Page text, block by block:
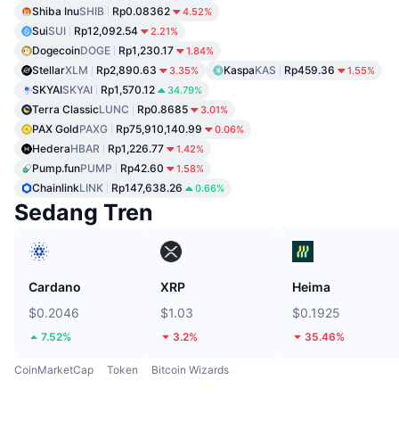
Shiba InuSHIB Rp0.08362 4.52%
SuiSUI Rp12,092.54 2.21%
DogecoinDOGE Rp1,230.17 1.84%
StellarXLM Rp2,890.63 3.35% KaspaKAS Rp459.36 1.55%
SKYAISKYAI Rp1,570.12 34.79%
Terra ClassicLUNC Rp0.8685 3.01%
PAX GoldPAXG Rp75,910,140.99 0.06%
HederaHBAR Rp1,226.77 1.42%
Pump.funPUMP Rp42.60 1.58%
ChainlinkLINK Rp147,638.26 0.66%
Sedang Tren
Cardano
$0.2046
7.52%
XRP
$1.03
3.2%
Heima
$0.1925
35.46%
CoinMarketCap Token Bitcoin Wizards